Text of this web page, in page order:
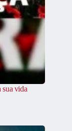
sua vida